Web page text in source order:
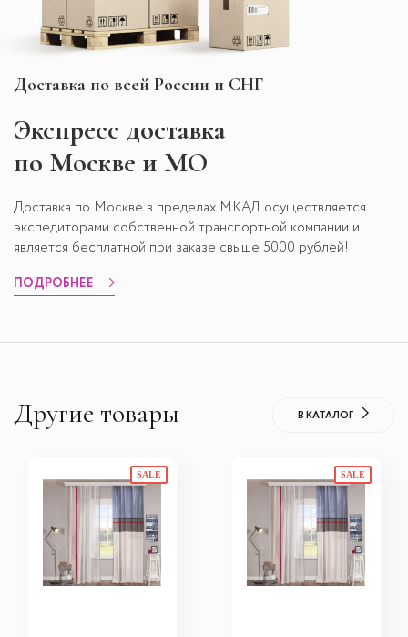
Доставка по всей России и СНГ
Экспресс доставка
по Москве и МО
Доставка по Москве в пределах МКАД осуществляется
экспедиторами собственной транспортной компании и
является бесплатной при заказе свыше 5000 рублей!
ПОДРОБНЕЕ
Другие товары В КАТАЛОГ
SALE SALE